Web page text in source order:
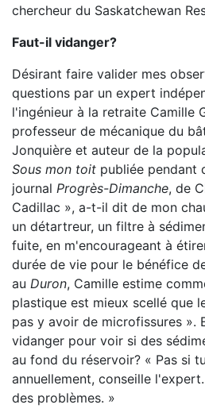
chercheur du Saskatchewan
Faut-il vidanger?
Désirant faire valider mes
questions par un expert
l'ingénieur à la retraite Camille
professeur de mécanique du
Jonquière et auteur de la
Sous mon toit publiée pendant
journal Progrès-Dimanche, de
Cadillac », a-t-il dit de mon
un détartreur, un filtre à
fuite, en m'encourageant à
durée de vie pour le bénéfice
au Duron, Camille estime
plastique est mieux scellé que
pas y avoir de microfissures ».
vidanger pour voir si des
au fond du réservoir? « Pas si
annuellement, conseille
des problèmes. »